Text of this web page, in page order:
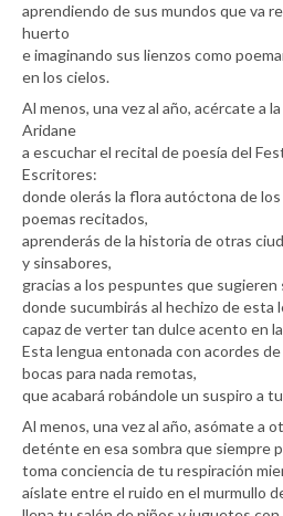
aprendiendo de sus mundos que va
huerto
e imaginando sus lienzos como
en los cielos.
Al menos, una vez al año, acércate a
Aridane
a escuchar el recital de poesía del
Escritores:
donde olerás la flora autóctona de
poemas recitados,
aprenderás de la historia de otras
y sinsabores,
gracias a los pespuntes que sugieren
donde sucumbirás al hechizo de esta
capaz de verter tan dulce acento en
Esta lengua entonada con acordes
bocas para nada remotas,
que acabará robándole un suspiro a
Al menos, una vez al año, asómate a
deténte en esa sombra que siempre
toma conciencia de tu respiración
aíslate entre el ruido en el murmullo